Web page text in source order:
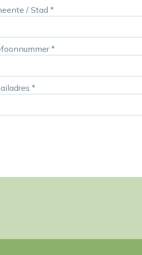
/ Stad *
*
*